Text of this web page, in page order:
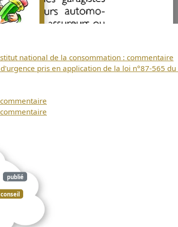
national de la consommation : commentaire
pris en application de la loi n°87-565
publié
conseil